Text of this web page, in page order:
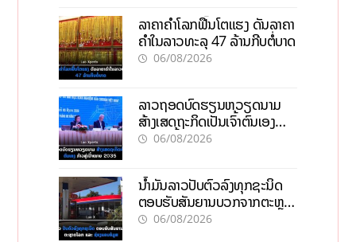
ລາຄາຄຳໂລກຟື້ນໂຕແຮງ ດັນລາຄາ
ຄຳໃນລາວທະລຸ 47 ລ້ານກີບຕໍ່ບາດ
06/08/2026
ລາວຖອດບົດຮຽນຫວຽດນາມ
ສ້າງເສດຖະກິດເປັນເຈົ້າຕົນເອງ
ກ້າວສູ່ເປົ້າໝາຍ 2035
06/08/2026
ນໍ້າມັນລາວປັບຕົວລົງທຸກຊະນິດ
ຕອບຮັບສັນຍານບວກຈາກຕະຫຼາດ
ໂລກ ແລະ ຊ່ອງແຄບຮໍມູສ
06/08/2026